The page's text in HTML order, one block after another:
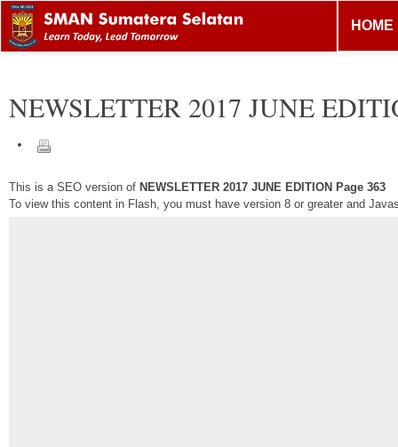
HOME
NEWSLETTER 2017 JUNE
This is a SEO version of NEWSLETTER 2017 JUNE EDITION Page 363
To view this content in Flash, you must have version 8 or greater and